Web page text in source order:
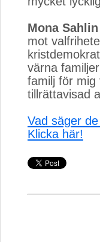
Mona
mot
värna
familj för mig
tillrättavisad
Vad säger
Klicka här!